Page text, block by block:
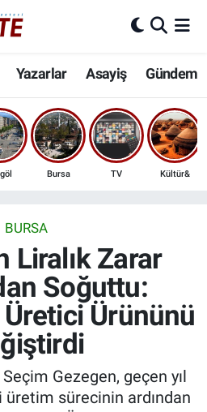
Yazarlar Asayiş Gündem
Bursa TV Kültür&
BURSA
Liralık Zarar
Soğuttu:
Ürününü
Gezegen, geçen yıl
üretim sürecinin ardından